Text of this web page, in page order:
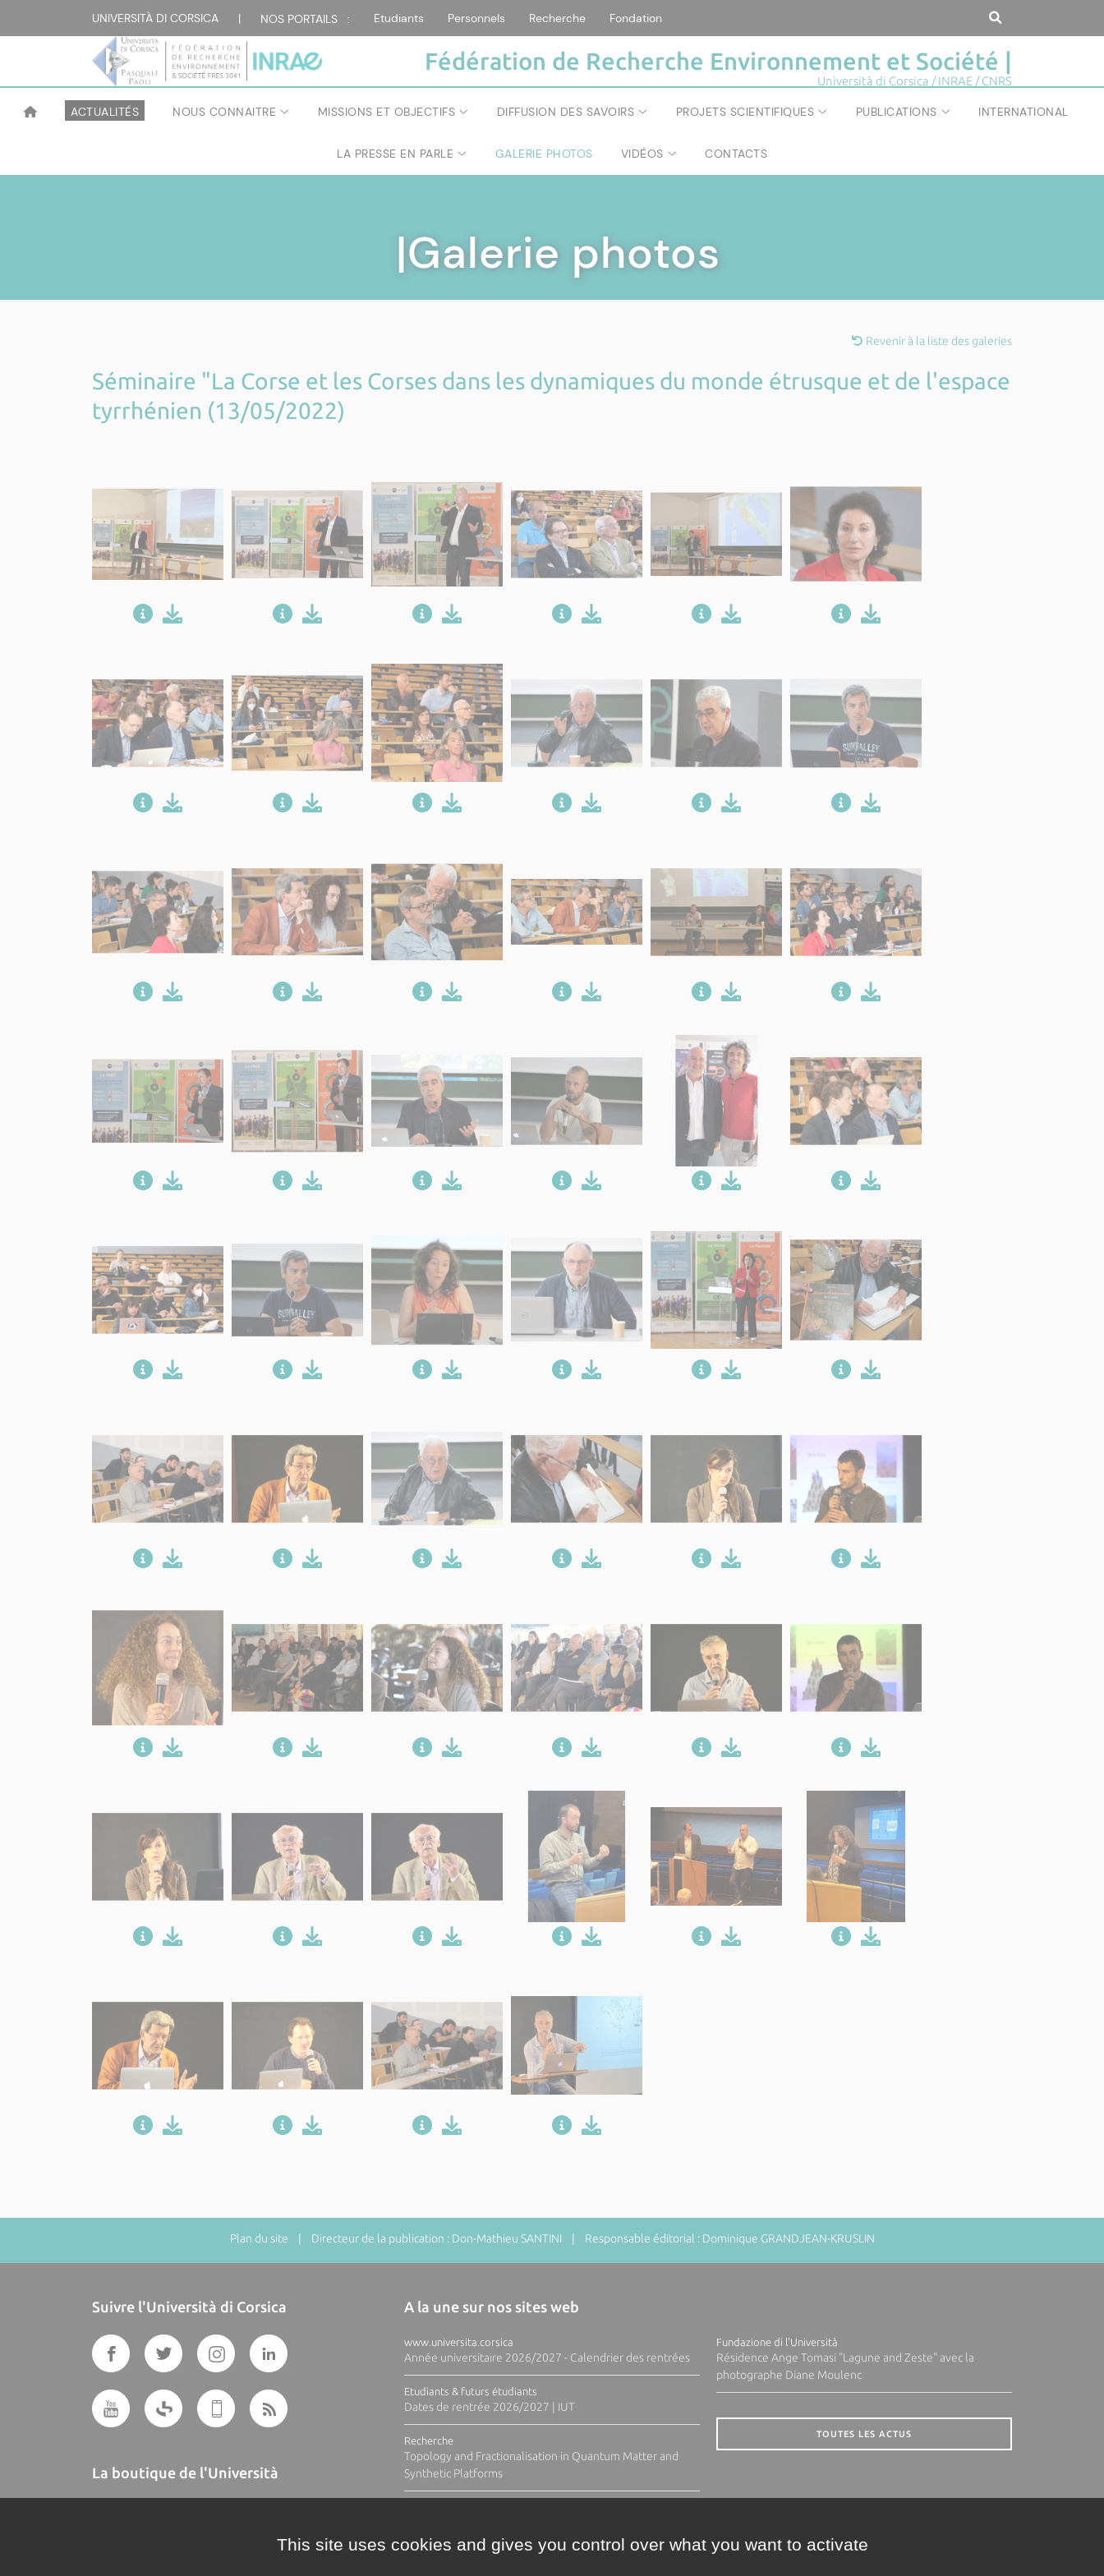
UNIVERSITÀ DI CORSICA | NOS PORTAILS : Etudiants Personnels Recherche Fondation
Fédération de Recherche Environnement et Société |
Università di Corsica / INRAE / CNRS
ACTUALITÉS NOUS CONNAITRE MISSIONS ET OBJECTIFS DIFFUSION DES SAVOIRS PROJETS SCIENTIFIQUES PUBLICATIONS INTERNATIONAL
LA PRESSE EN PARLE GALERIE PHOTOS VIDÉOS CONTACTS
|Galerie photos
Revenir à la liste des galeries
Séminaire "La Corse et les Corses dans les dynamiques du monde étrusque et de l'espace
tyrrhénien (13/05/2022)
Plan du site | Directeur de la publication : Don-Mathieu SANTINI | Responsable éditorial : Dominique GRANDJEAN-KRUSLIN
Suivre l'Università di Corsica
La boutique de l'Università
A la une sur nos sites web
www.universita.corsica
Année universitaire 2026/2027 - Calendrier des rentrées
Etudiants & futurs étudiants
Dates de rentrée 2026/2027 | IUT
Recherche
Topology and Fractionalisation in Quantum Matter and
Synthetic Platforms
Fundazione di l'Università
Résidence Ange Tomasi "Lagune and Zeste" avec la
photographe Diane Moulenc
TOUTES LES ACTUS
This site uses cookies and gives you control over what you want to activate